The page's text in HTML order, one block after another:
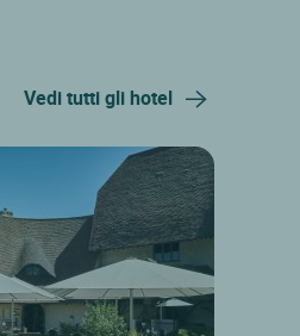
Vedi tutti gli hotel